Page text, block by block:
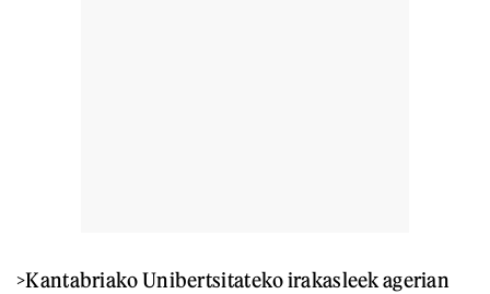
>Kantabriako Unibertsitateko irakasleek agerian